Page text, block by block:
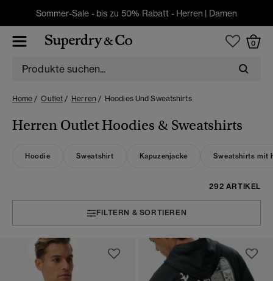
Sommer-Sale - bis zu 50% Rabatt - Herren | Damen
0
Home Outlet Herren Hoodies Und Sweatshirts
Herren Outlet Hoodies & Sweatshirts
Hoodie Sweatshirt Kapuzenjacke Sweatshirts mit
292 ARTIKEL
FILTERN & SORTIEREN